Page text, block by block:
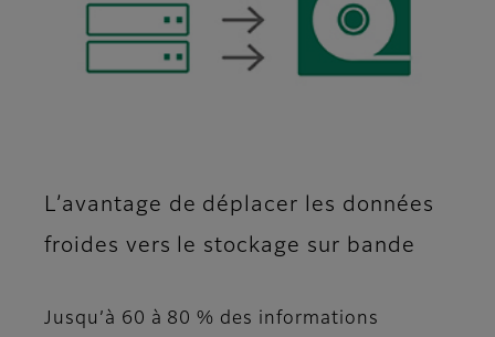
L’avantage de déplacer les données
froides vers le stockage sur bande
Jusqu’à 60 à 80 % des informations